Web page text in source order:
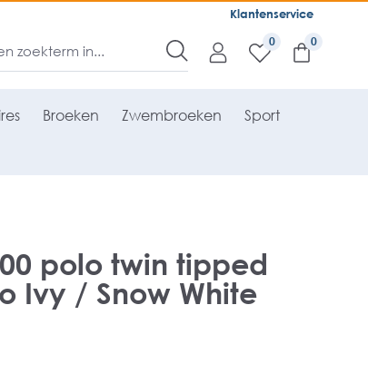
Klantenservice
0
Broeken Zwembroeken Sport
polo twin tipped
Ivy / Snow White